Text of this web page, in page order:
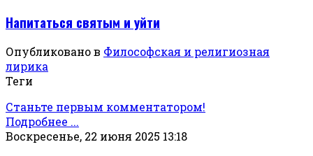
Напитаться святым и уйти
Опубликовано в Философская и религиозная
лирика
Теги
Станьте первым комментатором!
Подробнее ...
Воскресенье, 22 июня 2025 13:18